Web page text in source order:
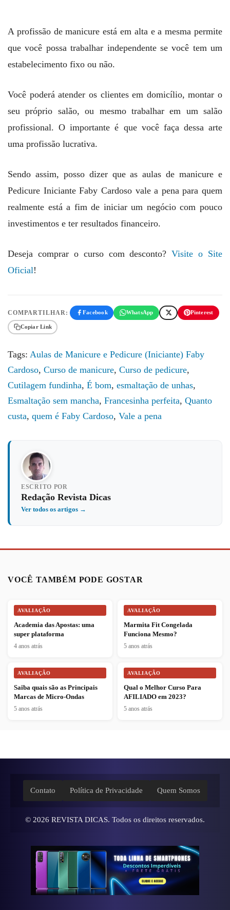
A profissão de manicure está em alta e a mesma permite
que você possa trabalhar independente se você tem um
estabelecimento fixo ou não.
Você poderá atender os clientes em domicílio, montar o
seu próprio salão, ou mesmo trabalhar em um salão
profissional. O importante é que você faça dessa arte
uma profissão lucrativa.
Sendo assim, posso dizer que as aulas de manicure e
Pedicure Iniciante Faby Cardoso vale a pena para quem
realmente está a fim de iniciar um negócio com pouco
investimentos e ter resultados financeiro.
Deseja comprar o curso com desconto?Visite o Site
Oficial!
COMPARTILHAR: Facebook WhatsApp Pinterest
Copiar Link
Tags: Aulas de Manicure e Pedicure (Iniciante) Faby
Cardoso, Curso de manicure, Curso de pedicure,
Cutilagem fundinha, É bom, esmaltação de unhas,
Esmaltação sem mancha, Francesinha perfeita, Quanto
custa, quem é Faby Cardoso, Vale a pena
ESCRITO POR
Redação Revista Dicas
Ver todos os artigos →
VOCÊ TAMBÉM PODE GOSTAR
AVALIAÇÃO
Academia das Apostas: uma
super plataforma
4 anos atrás
AVALIAÇÃO
Marmita Fit Congelada
Funciona Mesmo?
5 anos atrás
AVALIAÇÃO
Saiba quais são as Principais
Marcas de Micro-Ondas
5 anos atrás
AVALIAÇÃO
Qual o Melhor Curso Para
AFILIADO em 2023?
5 anos atrás
Contato Política de Privacidade Quem Somos
© 2026 REVISTA DICAS. Todos os direitos reservados.